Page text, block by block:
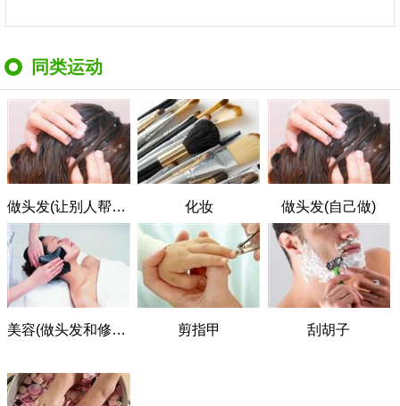
同类运动
做头发(让别人帮做) 化妆 做头发(自己做)
美容(做头发和修指甲) 剪指甲 刮胡子